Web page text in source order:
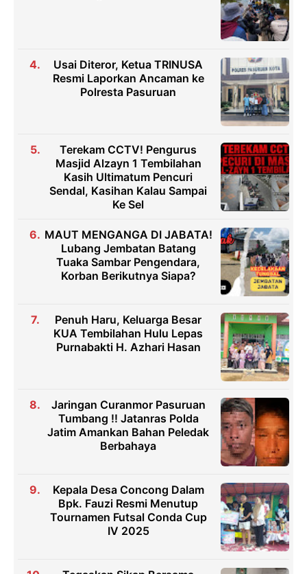
Usai Diteror, Ketua TRINUSA
Resmi Laporkan Ancaman ke
Polresta Pasuruan
Terekam CCTV! Pengurus
Masjid Alzayn 1 Tembilahan
Kasih Ultimatum Pencuri
Sendal, Kasihan Kalau Sampai
Ke Sel
MAUT MENGANGA DI JABATA!
Lubang Jembatan Batang
Tuaka Sambar Pengendara,
Korban Berikutnya Siapa?
Penuh Haru, Keluarga Besar
KUA Tembilahan Hulu Lepas
Purnabakti H. Azhari Hasan
Jaringan Curanmor Pasuruan
Tumbang !! Jatanras Polda
Jatim Amankan Bahan Peledak
Berbahaya
Kepala Desa Concong Dalam
Bpk. Fauzi Resmi Menutup
Tournamen Futsal Conda Cup
IV 2025